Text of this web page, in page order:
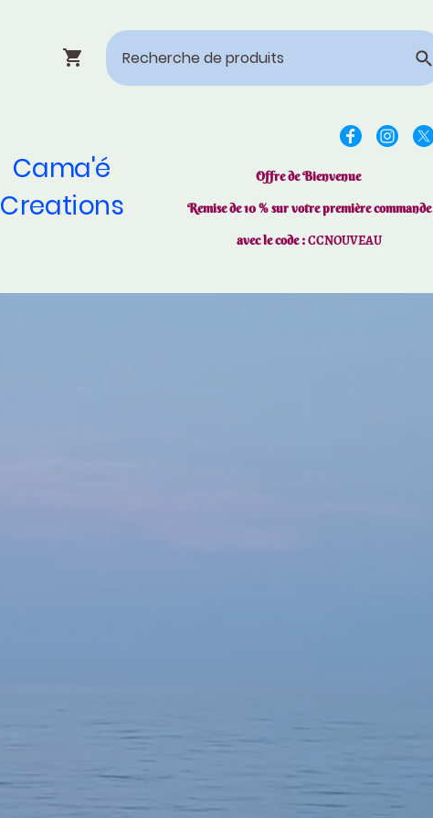
Cama'é
Creations
Offre de Bienvenue
Remise de 10 % sur votre première commande
avec le code :CCNOUVEAU